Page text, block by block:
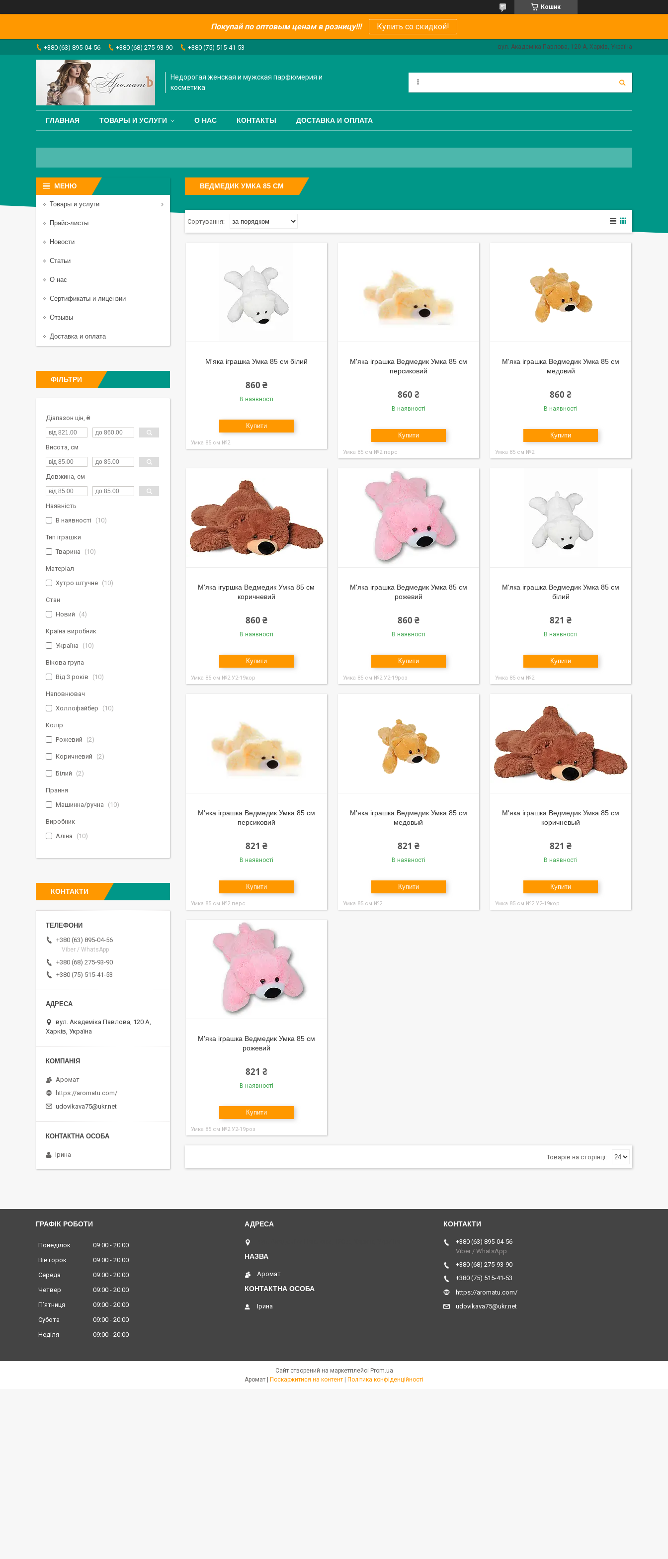
Кошик
Покупай по оптовым ценам в розницу!!! Купить со скидкой!
+380 (63) 895-04-56 +380 (68) 275-93-90 +380 (75) 515-41-53 вул. Академіка Павлова, 120 А, Харків, Україна
Недорогая женская и мужская парфюмерия и
косметика
ГЛАВНАЯ ТОВАРЫ И УСЛУГИ О НАС КОНТАКТЫ ДОСТАВКА И ОПЛАТА
ВЕДМЕДИК УМКА 85 СМ
М'яка іграшка Умка 85 см білий
860 ₴
В наявності
Купити
Умка 85 см №2
М'яка іграшка Ведмедик Умка 85 см
персиковий
860 ₴
В наявності
Купити
Умка 85 см №2 перс
М'яка іграшка Ведмедик Умка 85 см
медовий
860 ₴
В наявності
Купити
Умка 85 см №2
М'яка ігуршка Ведмедик Умка 85 см
коричневий
860 ₴
В наявності
Купити
Умка 85 см №2 У2-19кор
М'яка іграшка Ведмедик Умка 85 см
рожевий
860 ₴
В наявності
Купити
Умка 85 см №2 У2-19роз
М'яка іграшка Ведмедик Умка 85 см
білий
821 ₴
В наявності
Купити
Умка 85 см №2
М'яка іграшка Ведмедик Умка 85 см
персиковий
821 ₴
В наявності
Купити
Умка 85 см №2 перс
М'яка іграшка Ведмедик Умка 85 см
медовый
821 ₴
В наявності
Купити
Умка 85 см №2
М'яка іграшка Ведмедик Умка 85 см
коричневый
821 ₴
В наявності
Купити
Умка 85 см №2 У2-19кор
М'яка іграшка Ведмедик Умка 85 см
рожевий
821 ₴
В наявності
Купити
Умка 85 см №2 У2-19роз
Товары и услуги
Прайс-листы
Новости
Статьи
О нас
Сертификаты и лицензии
Отзывы
Доставка и оплата
ФІЛЬТРИ
Діапазон цін, ₴
Висота, см
Довжина, см
Наявність
В наявності
10
Тип іграшки
Тварина
10
Матеріал
Хутро штучне
10
Стан
Новий
4
Країна виробник
Україна
10
Вікова група
Від 3 років
10
Наповнювач
Холлофайбер
10
Колір
Рожевий
2
Коричневий 2
Білий 2
Прання
Машинна/ручна
10
Виробник
Аліна
10
КОНТАКТИ
+380 (63) 895-04-56
Viber / WhatsApp
+380 (68) 275-93-90
+380 (75) 515-41-53
вул. Академіка Павлова, 120 А,
Харків, Україна
Аромат
https://aromatu.com/
udovikava75@ukr.net
Ірина
ГРАФІК РОБОТИ
Понеділок 09:00
20:00
Вівторок
09:00
20:00
Середа
09:00
20:00
Четвер
09:00
20:00
Пʼятниця
09:00
20:00
Субота
09:00
20:00
Неділя
09:00 20:00
Аромат
Ірина
+380 (63) 895-04-56
Viber / WhatsApp
+380 (68) 275-93-90
+380 (75) 515-41-53
https://aromatu.com/
udovikava75@ukr.net
Сайт створений на маркетплейсі Prom.ua
Поскаржитися на контент Політика конфіденційності